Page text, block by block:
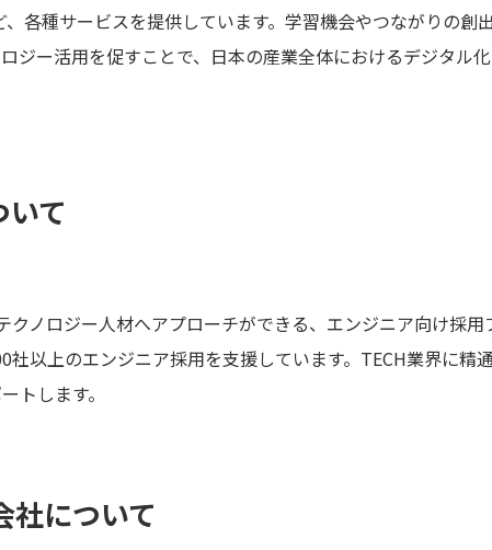
各種サービスを提供しています。学習機会やつながりの創
ジー活用を促すことで、日本の産業全体におけるデジタル
て
クノロジー人材へアプローチができる、エンジニア向け採
以上のエンジニア採用を支援しています。TECH業界に精
トします。
社について